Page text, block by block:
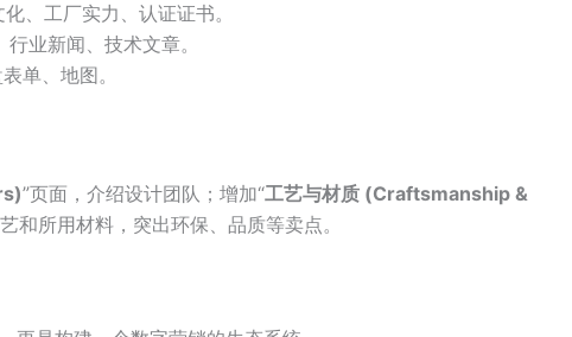
、工厂实力、认证证书。
行业新闻、技术文章。
单、地图。
”页面，介绍设计团队；增加“工艺与材质 (Craftsmanship &
和所用材料，突出环保、品质等卖点。